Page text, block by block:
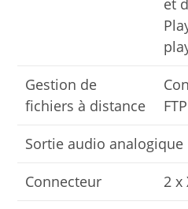
et
Gestion de
fichiers à distance
FTP
Sortie audio analogique
Connecteur
2 x